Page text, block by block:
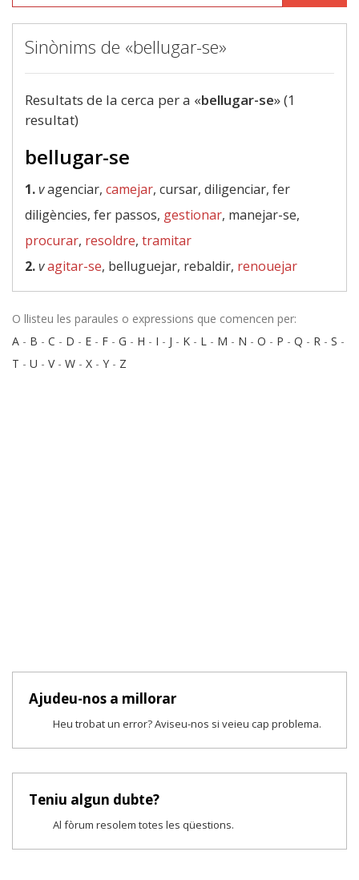
Sinònims de «bellugar-se»
Resultats de la cerca per a «bellugar-se» (1
resultat)
bellugar-se
1.vagenciar, camejar, cursar, diligenciar, fer
diligències, fer passos, gestionar, manejar-se,
procurar, resoldre, tramitar
2.vagitar-se, belluguejar, rebaldir, renouejar
O llisteu les paraules o expressions que comencen per:
A - B - C - D - E - F - G - H - I - J - K - L - M - N - O - P - Q - R - S -
T - U - V- W - X - Y - Z
Ajudeu-nos a millorar
Heu trobat un error? Aviseu-nos si veieu cap problema.
Teniu algun dubte?
Al fòrum resolem totes les qüestions.